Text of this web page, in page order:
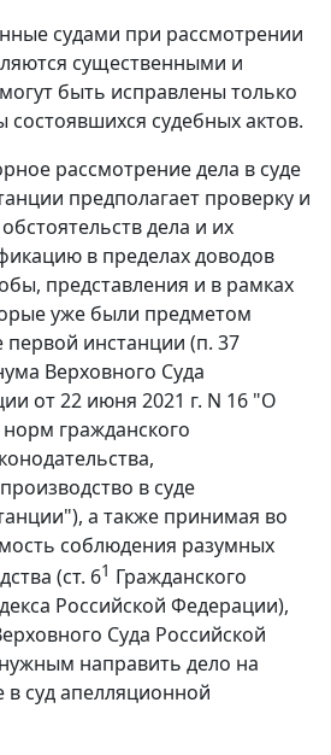
судами при рассмотрении
существенными и
быть исправлены только
судебных актов.
рассмотрение дела в суде
предполагает проверку и
дела и их
в пределах доводов
представления и в рамках
уже были предметом
первой инстанции (п. 37
Верховного Суда
от 22 июня 2021 г. N 16 "О
гражданского
в суде
а также принимая во
соблюдения разумных
(ст. 61 Гражданского
Российской Федерации),
Суда Российской
направить дело на
суд апелляционной